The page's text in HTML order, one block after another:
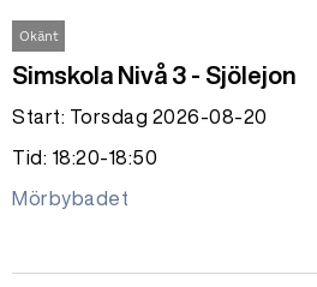
Okänt
Simskola Nivå 3 - Sjölejon
Start: Torsdag 2026-08-20
Tid: 18:20-18:50
Mörbybadet